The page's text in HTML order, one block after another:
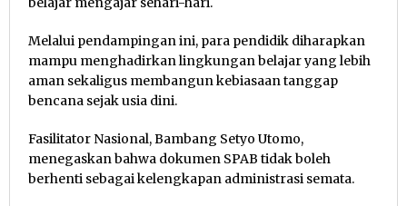
Melalui pendampingan ini, para pendidik diharapkan
mampu menghadirkan lingkungan belajar yang lebih
aman sekaligus membangun kebiasaan tanggap
bencana sejak usia dini.
Fasilitator Nasional, Bambang Setyo Utomo,
menegaskan bahwa dokumen SPAB tidak boleh
berhenti sebagai kelengkapan administrasi semata.